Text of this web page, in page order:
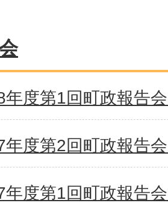
年度第1回町政報告
年度第2回町政報告
年度第1回町政報告